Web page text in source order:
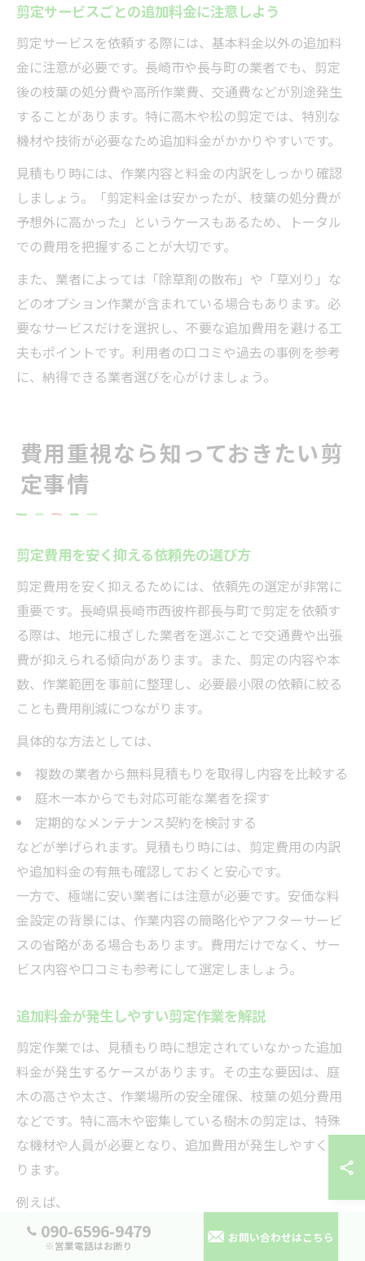
剪定サービスごとの追加料金に注意しよう
剪定サービスを依頼する際には、基本料金以外の追加料
金に注意が必要です。長崎市や長与町の業者でも、剪定
後の枝葉の処分費や高所作業費、交通費などが別途発生
することがあります。特に高木や松の剪定では、特別な
機材や技術が必要なため追加料金がかかりやすいです。
見積もり時には、作業内容と料金の内訳をしっかり確認
しましょう。「剪定料金は安かったが、枝葉の処分費が
予想外に高かった」というケースもあるため、トータル
での費用を把握することが大切です。
また、業者によっては「除草剤の散布」や「草刈り」な
どのオプション作業が含まれている場合もあります。必
要なサービスだけを選択し、不要な追加費用を避ける工
夫もポイントです。利用者の口コミや過去の事例を参考
に、納得できる業者選びを心がけましょう。
費用重視なら知っておきたい剪
定事情
剪定費用を安く抑える依頼先の選び方
剪定費用を安く抑えるためには、依頼先の選定が非常に
重要です。長崎県長崎市西彼杵郡長与町で剪定を依頼す
る際は、地元に根ざした業者を選ぶことで交通費や出張
費が抑えられる傾向があります。また、剪定の内容や本
数、作業範囲を事前に整理し、必要最小限の依頼に絞る
ことも費用削減につながります。
具体的な方法としては、
複数の業者から無料見積もりを取得し内容を比較する
庭木一本からでも対応可能な業者を探す
定期的なメンテナンス契約を検討する
などが挙げられます。見積もり時には、剪定費用の内訳
や追加料金の有無も確認しておくと安心です。
一方で、極端に安い業者には注意が必要です。安価な料
金設定の背景には、作業内容の簡略化やアフターサービ
スの省略がある場合もあります。費用だけでなく、サー
ビス内容や口コミも参考にして選定しましょう。
追加料金が発生しやすい剪定作業を解説
剪定作業では、見積もり時に想定されていなかった追加
料金が発生するケースがあります。その主な要因は、庭
木の高さや太さ、作業場所の安全確保、枝葉の処分費用
などです。特に高木や密集している樹木の剪定は、特殊
な機材や人員が必要となり、追加費用が発生しやすくな
ります。
例えば、
高所作業車や足場の設置が必要な場合
090-6596-9479
※営業電話はお断り
お問い合わせはこちら